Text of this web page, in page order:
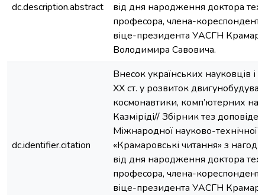
dc.description.abstract
від дня народження доктора
професора, члена-
віце-президента УАСГН
Володимира Савовича.
dc.identifier.citation
Внесок українських науковців і
ХХ ст. у розвиток
космонавтики, комп’ютерних
Казміріді// Збірник тез доповідей
Міжнародної науково-технічної
«Крамаровські читання» з
від дня народження доктора
професора, члена-
віце-президента УАСГН